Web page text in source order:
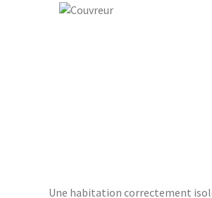
Une habitation correctement